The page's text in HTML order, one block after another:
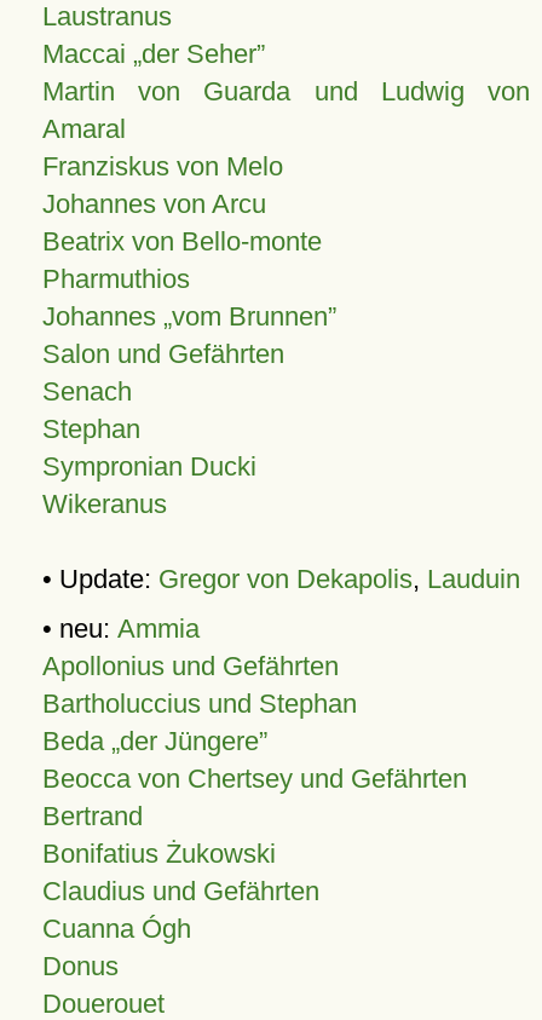
Laustranus
Maccai „der Seher”
Martin von Guarda und Ludwig von
Amaral
Franziskus von Melo
Johannes von Arcu
Beatrix von Bello-monte
Pharmuthios
Johannes vom Brunnen
Salon und Gefährten
Senach
Stephan
Sympronian Ducki
Wikeranus
• Update: Gregor von Dekapolis, Lauduin
• neu: Ammia
Apollonius und Gefährten
Bartholuccius und Stephan
Beda „der Jüngere”
Beocca von Chertsey und Gefährten
Bertrand
Bonifatius Żukowski
Claudius und Gefährten
Cuanna Ógh
Donus
Douerouet